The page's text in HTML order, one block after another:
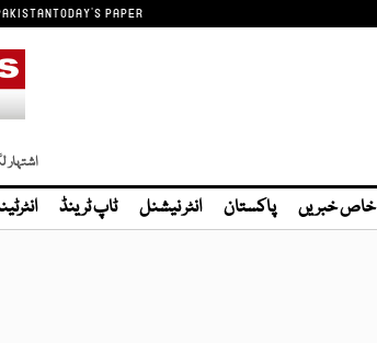
TODAY'S PAPER
اشتہار
خاص خبریں پاکستان انٹر نیشنل ٹاپ ٹرینڈ